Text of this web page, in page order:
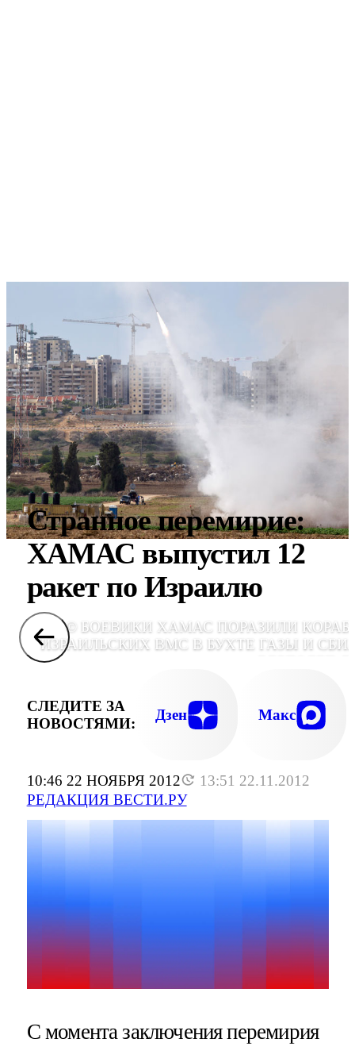
10:46 22 НОЯБРЯ 2012
13:51 22.11.2012
РЕДАКЦИЯ ВЕСТИ.РУ
Странное перемирие:
ХАМАС выпустил 12
ракет по Израилю
© БОЕВИКИ ХАМАС ПОРАЗИЛИ
ИЗРАИЛЬСКИХ ВМС В БУХТЕ ГАЗЫ И
СЛЕДИТЕ ЗА
НОВОСТЯМИ:
Дзен Макс
С момента заключения перемирия